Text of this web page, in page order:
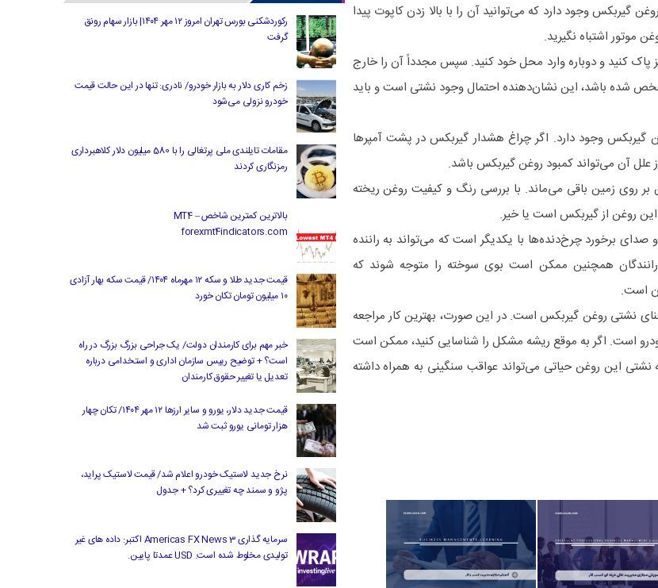
گیربکس وجود دارد که می‌توانید آن را با بالا زدن کاپوت پیدا
موتور اشتباه نگیرید.
پاک کنید و دوباره وارد محل خود کنید. سپس مجدداً آن را خارج
شده باشد، این نشان‌دهنده احتمال وجود نشتی است و باید
وجود دارد. اگر چراغ هشدار گیربکس در پشت آمپر‌ها
علل آن می‌تواند کمبود روغن گیربکس باشد.
روی زمین باقی می‌ماند. با بررسی رنگ و کیفیت روغن ریخته
روغن از گیربکس است یا خیر.
برخورد چرخ‌دنده‌ها با یکدیگر است که می‌تواند به راننده
همچنین ممکن است بوی سوخته را متوجه شوند که
است.
نشتی روغن گیربکس است. در این صورت، بهترین کار مراجعه
است. اگر به موقع ریشه مشکل را شناسایی کنید، ممکن است
این روغن حیاتی می‌تواند عواقب سنگینی به همراه داشته
رکوردشکنی بورس تهران امروز ۱۲ مهر ۱۴۰۴| بازار سهام رونق
گرفت
زخم کاری دلار به بازار خودرو/ نادری: تنها در این حالت قیمت
خودرو نزولی می‌شود
مقامات تایلندی ملی پرتغالی را با 580 میلیون دلار کلاهبرداری
رمزنگاری کردند
بالاترین کمترین شاخص MT4 –
forexmt4indicators.com
قیمت جدید طلا و سکه ۱۲ مهرماه ۱۴۰۴/ قیمت سکه بهار آزادی
۱۰ میلیون تومان تکان خورد
خبر مهم برای کارمندان دولت/ یک جراحی بزرگ بزرگ در راه
است؟ + توضیح رییس سازمان اداری و استخدامی درباره
تعدیل یا تغییر حقوق کارمندان
قیمت جدید دلار، یورو و سایر ارزها ۱۲ مهر ۱۴۰۴/ تکان چهار
هزار تومانی یورو ثبت شد
نرخ جدید لاستیک خودرو اعلام شد/ قیمت لاستیک پراید،
پژو و سمند چه تغییری کرد؟ + جدول
سرمایه گذاری Americas FX News 3 اکتبر: داده های غیر
تولیدی مخلوط شده است. USD عمدتا پایین.